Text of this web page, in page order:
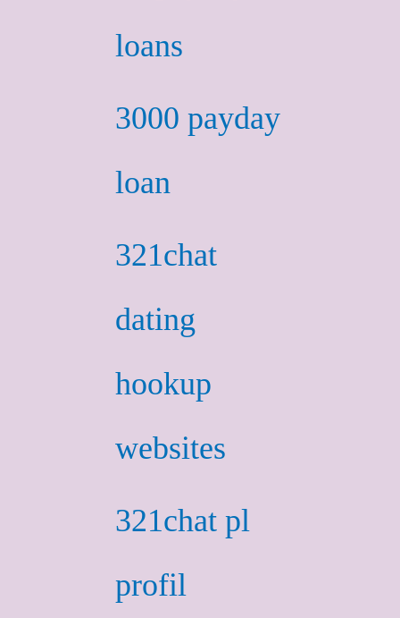
loans
3000 payday
loan
321chat
dating
hookup
websites
321chat pl
profil